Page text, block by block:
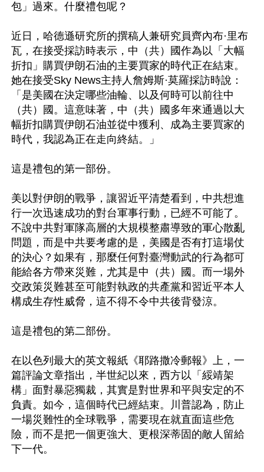
包」過來。什麼禮包呢？
近日，哈德遜研究所的撰稿人兼研究員齊內布·里布
瓦，在接受採訪時表示，中（共）國作為以「大幅
折扣」購買伊朗石油的主要買家的時代正在結束。
她在接受Sky News主持人詹姆斯·莫羅採訪時說：
「是美國在決定哪些油輪、以及何時可以前往中
（共）國。這意味著，中（共）國多年來通過以大
幅折扣購買伊朗石油並從中獲利、成為主要買家的
時代，我認為正在走向終結。」
這是禮包的第一部份。
美以對伊朗的戰爭，讓習近平清楚看到，中共想進
行一次迅速成功的對台軍事行動，已經不可能了。
不說中共對軍隊高層的大規模整肅導致的軍心散亂
問題，而是中共要考慮的是，美國是否有打這場仗
的決心？如果有，那麼任何對臺灣動武的行為都可
能給各方帶來災難，尤其是中（共）國。而一場外
交政策災難甚至可能對執政的共產黨和習近平本人
構成生存性威脅，這不得不令中共後背發涼。
這是禮包的第二部份。
在以色列最大的英文報紙《耶路撒冷郵報》上，一
篇評論文章指出，半世紀以來，西方以「綏靖架
構」面對暴惡獨裁，其實是對世界和平與安定的不
負責。如今，這個時代已經結束。川普認為，防止
一場災難性的全球戰爭，需要現在就直面這些危
險，而不是把一個更強大、更根深蒂固的敵人留給
下一代。